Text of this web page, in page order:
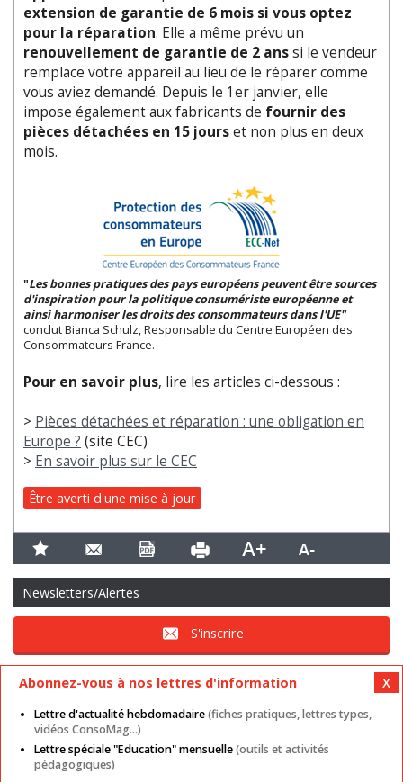
extension de garantie de 6 mois si vous optez
pour la réparation. Elle a même prévu un
renouvellement de garantie de 2 anssi le vendeur
remplace votre appareil au lieu de le réparer comme
vous aviez demandé. Depuis le 1er janvier, elle
impose également aux fabricants de fournir des
pièces détachées en 15 jourset non plus en deux
mois.
"Les bonnes pratiques des pays européens peuvent être sources
d'inspiration pour la politique consumériste européenne et
ainsiharmoniser les droits des consommateurs dans l'UE"
conclut Bianca Schulz, Responsable du Centre Européen des
Consommateurs France.
Pour en savoir plus, lire les articles ci-dessous :
> Pièces détachées et réparation : une obligation en
Europe ? (site CEC)
> En savoir plus sur le CEC
Être averti d'une mise à jour
Newsletters/Alertes
S'inscrire
Mentions légales Nos autres sites CGU
Données personnelles
Abonnez-vous à nos lettres d'information
Lettre d'actualité hebdomadaire(fiches pratiques, lettres types,
vidéos ConsoMag...)
Lettre spéciale "Education" mensuelle(outils et activités
pédagogiques)